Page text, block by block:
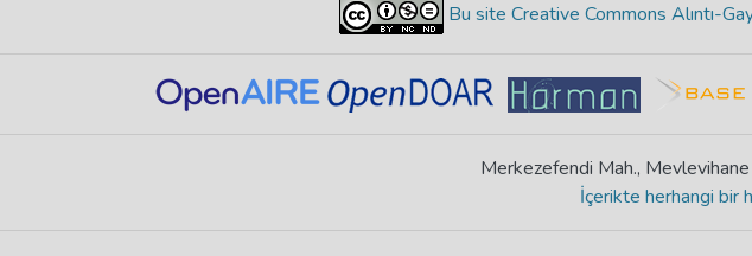
Bu site Creative Commons Alıntı-
Merkezefendi Mah.,
İçerikte herhangi bir